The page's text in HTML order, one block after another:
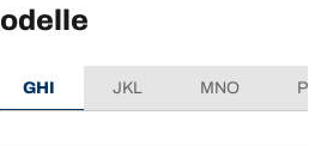
GHI JKL MNO